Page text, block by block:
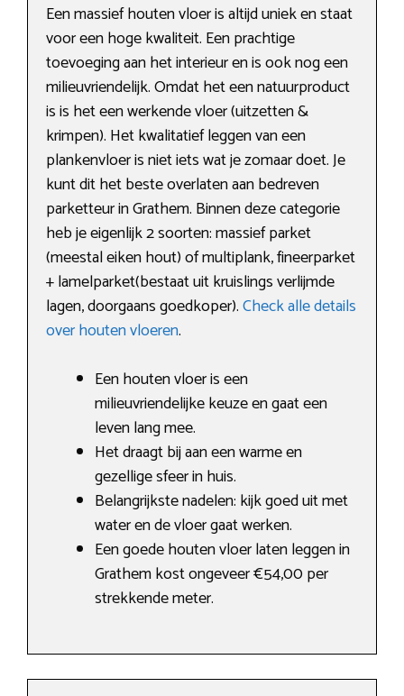
Een massief houten vloer is altijd uniek en staat
voor een hoge kwaliteit. Een prachtige
toevoeging aan het interieur en is ook nog een
milieuvriendelijk. Omdat het een natuurproduct
is is het een werkende vloer (uitzetten &
krimpen). Het kwalitatief leggen van een
plankenvloer is niet iets wat je zomaar doet. Je
kunt dit het beste overlaten aan bedreven
parketteur in Grathem. Binnen deze categorie
heb je eigenlijk 2 soorten: massief parket
(meestal eiken hout) of multiplank, fineerparket
+ lamelparket(bestaat uit kruislings verlijmde
lagen, doorgaans goedkoper).Check alle details
over houten vloeren.
Een houten vloer is een
milieuvriendelijke keuze en gaat een
leven lang mee.
Het draagt bij aan een warme en
gezellige sfeer in huis.
Belangrijkste nadelen: kijk goed uit met
water en de vloer gaat werken.
Een goede houten vloer laten leggen in
Grathem kost ongeveer €54,00 per
strekkende meter.